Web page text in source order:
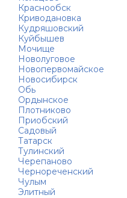
Краснообск
Криводановка
Кудряшовский
Куйбышев
Мочище
Новолуговое
Новопервомайское
Новосибирск
Обь
Ордынское
Плотниково
Приобский
Садовый
Татарск
Тулинский
Черепаново
Чернореченский
Чулым
Элитный